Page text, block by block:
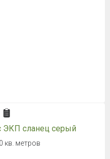
ЭКП сланец серый
кв. метров